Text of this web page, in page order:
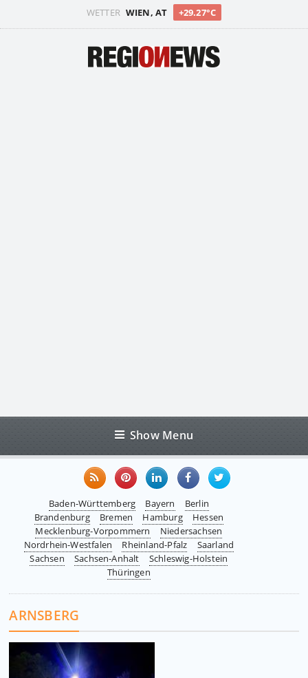
WETTER WIEN, AT +29.27°C
Show Menu
Baden-Württemberg Bayern
Berlin
Brandenburg
Bremen Hamburg
Hessen
Mecklenburg-Vorpommern
Niedersachsen
Nordrhein-Westfalen
Rheinland-Pfalz
Saarland
Sachsen
Sachsen-Anhalt
Schleswig-Holstein
Thüringen
ARNSBERG